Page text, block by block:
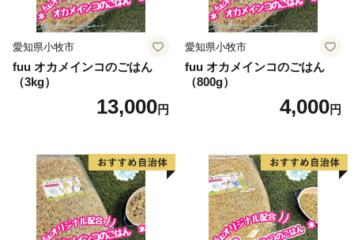
愛知県小牧市
fuu オカメインコのごはん
（3kg）
13,000円
愛知県小牧市
fuu オカメインコのごはん
（800g）
4,000円